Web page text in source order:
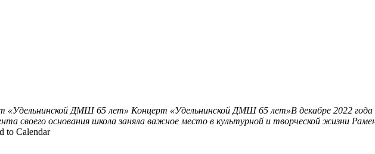
«Удельнинской ДМШ 65 лет» Концерт «Удельнинской ДМШ 65 лет»В декабре 2022 года
основания школа заняла важное место в культурной и творческой жизни
to Calendar